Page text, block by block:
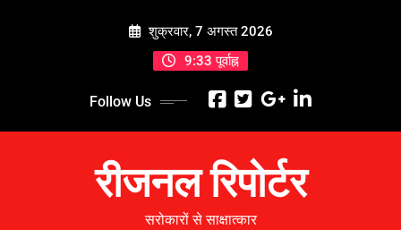
शुक्रवार, 7 अगस्त 2026
9:33 पूर्वाह्न
Follow Us
रीजनल रिपोर्टर
सरोकारों से साक्षात्कार